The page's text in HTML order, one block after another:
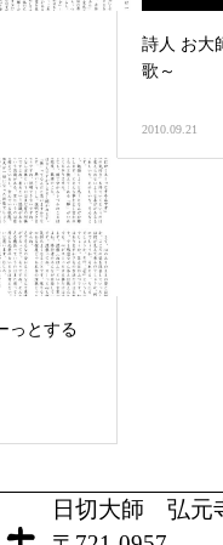
詩人 お大
歌～
2010.09.21
っとする
日切大師 弘元